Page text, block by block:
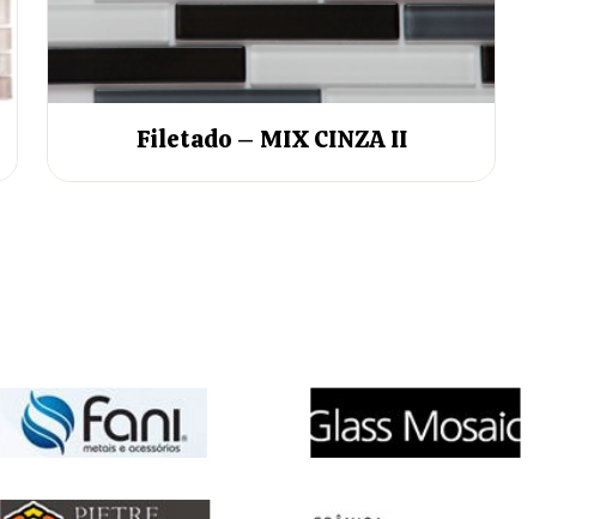
Filetado – MIX CINZA II